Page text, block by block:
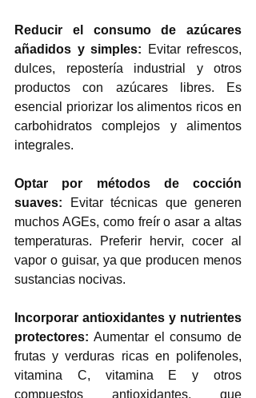
Reducir el consumo de azúcares
añadidos y simples: Evitar refrescos,
dulces, repostería industrial y otros
productos con azúcares libres. Es
esencial priorizar los alimentos ricos en
carbohidratos complejos y alimentos
integrales.
Optar por métodos de cocción
suaves: Evitar técnicas que generen
muchos AGEs, como freír o asar a altas
temperaturas. Preferir hervir, cocer al
vapor o guisar, ya que producen menos
sustancias nocivas.
Incorporar antioxidantes y nutrientes
protectores: Aumentar el consumo de
frutas y verduras ricas en polifenoles,
vitamina C, vitamina E y otros
compuestos antioxidantes, que